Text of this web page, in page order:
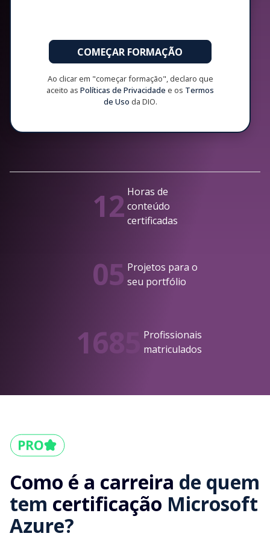
COMEÇAR FORMAÇÃO
Ao clicar em "começar formação", declaro que
aceito as Políticas de Privacidade e os Termos
de Uso da DIO.
12 Horas de
conteúdo
certificadas
05 Projetos para o
seu portfólio
1685
Profissionais
matriculados
Como é a carreira de quem
tem certificação Microsoft
Azure?